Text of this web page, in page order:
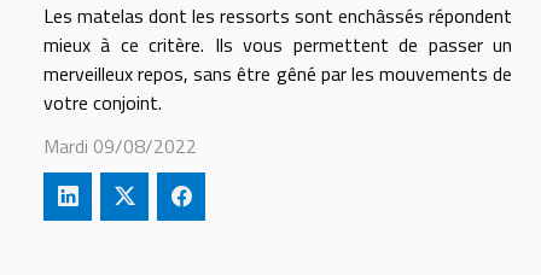
Les matelas dont les ressorts sont enchâssés répondent
mieux à ce critère. Ils vous permettent de passer un
merveilleux repos, sans être gêné par les mouvements de
votre conjoint.
Mardi 09/08/2022